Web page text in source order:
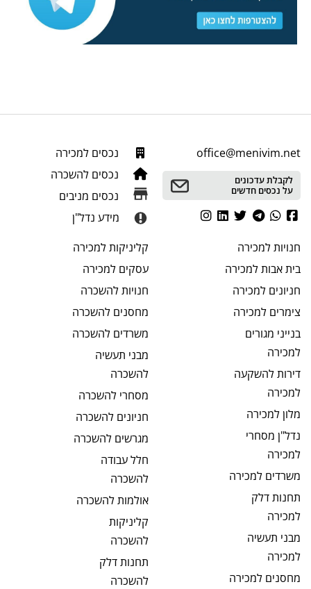
office@menivim.net
לקבלת עדכונים
על נכסים חדשים
נכסים למכירה
נכסים להשכרה
נכסים מניבים
מידע נדל"ן
חנויותלמכירה
בית אבותלמכירה
חניונים למכירה
צימרים למכירה
בנייני מגורים
למכירה
דירות להשקעה
למכירה
מלון למכירה
נדל"ן מסחרי
למכירה
משרדים למכירה
תחנות דלק
למכירה
מבני תעשיה
למכירה
מחסנים למכירה
קליניקותלמכירה
עסקים למכירה
חנויותלהשכרה
מחסנים להשכרה
משרדים להשכרה
מבני תעשיה
להשכרה
מסחרי להשכרה
חניונים להשכרה
מגרשים להשכרה
חלל עבודה
להשכרה
אולמותלהשכרה
קליניקות
להשכרה
תחנות דלק
להשכרה